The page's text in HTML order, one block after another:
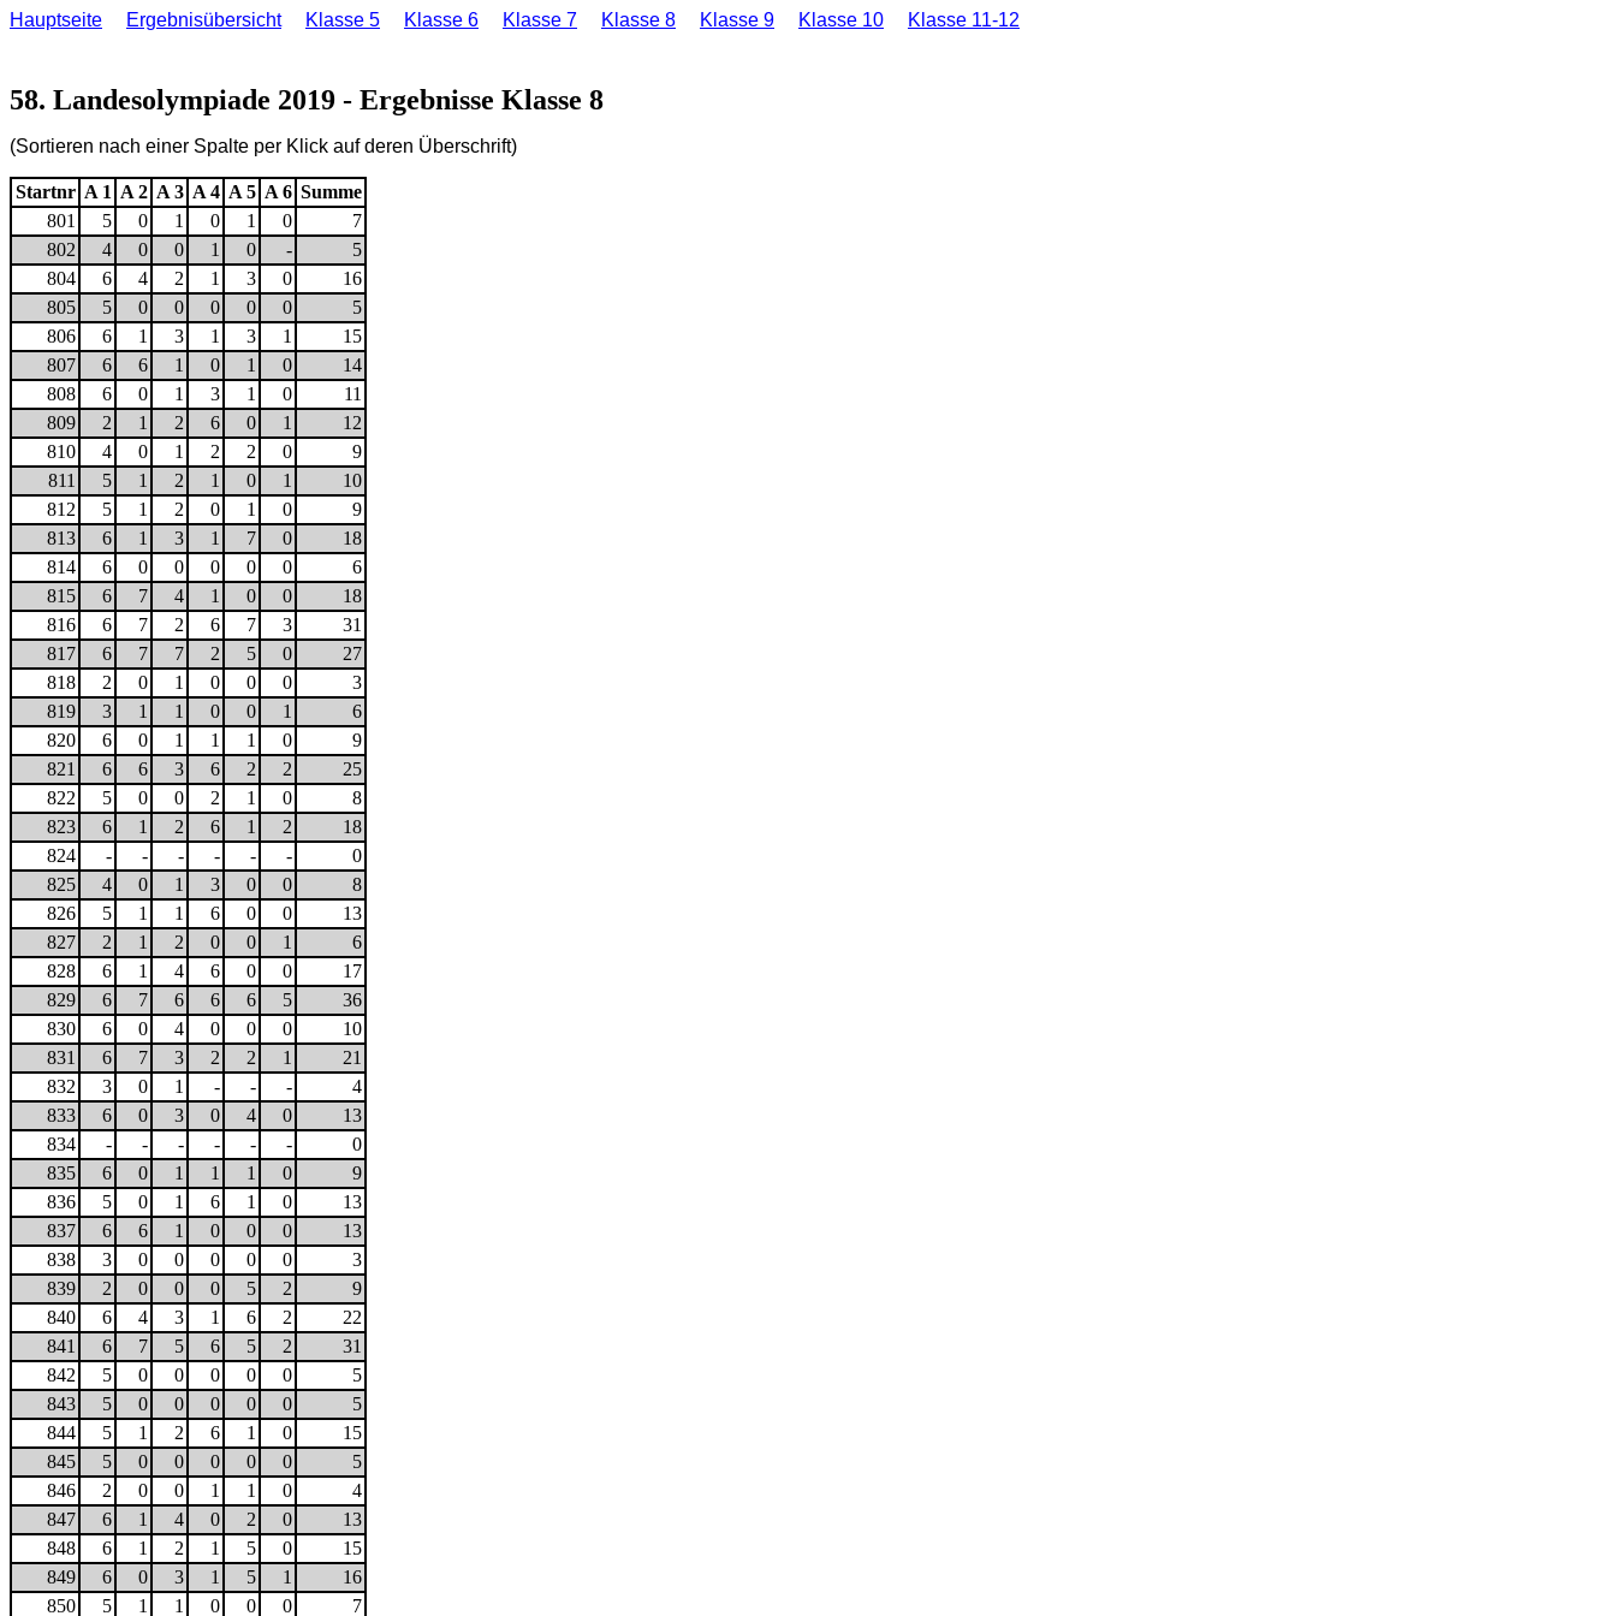
Hauptseite Ergebnisübersicht Klasse 5 Klasse 6 Klasse 7 Klasse 8 Klasse 9 Klasse 10 Klasse 11-12
58. Landesolympiade 2019 - Ergebnisse Klasse 8
(Sortieren nach einer Spalte per Klick auf deren Überschrift)
Startnr A 1 A 2 A 3 A 4 A 5 A 6 Summe
801
5 0 1 0 1 0
7
802
4 0 0 1 0 -
5
804
6 4 2 1 3 0
16
805
5 0 0 0 0 0
5
806
6 1 3 1 3 1
15
807
6 6 1 0 1 0
14
808
6 0 1 3 1 0
11
809
2 1 2 6 0 1
12
810
4 0 1 2 2 0
9
811
5 1 2 1 0 1
10
812
5 1 2 0 1 0
9
813
6 1 3 1 7 0
18
814
6 0 0 0 0 0
6
815
6 7 4 1 0 0
18
816
6 7 2 6 7 3
31
817
6 7 7 2 5 0
27
818
2 0 1 0 0 0
3
819
3 1 1 0 0 1
6
820
6 0 1 1 1 0
9
821
6 6 3 6 2 2
25
822
5 0 0 2 1 0
8
823
6 1 2 6 1 2
18
824
- - - - - -
0
825
4 0 1 3 0 0
8
826
5 1 1 6 0 0
13
827
2 1 2 0 0 1
6
828
6 1 4 6 0 0
17
829
6 7 6 6 6 5
36
830
6 0 4 0 0 0
10
831
6 7 3 2 2 1
21
832
3 0 1 - - -
4
833
6 0 3 0 4 0
13
834
- - - - - -
0
835
6 0 1 1 1 0
9
836
5 0 1 6 1 0
13
837
6 6 1 0 0 0
13
838
3 0 0 0 0 0
3
839
2 0 0 0 5 2
9
840
6 4 3 1 6 2
22
841
6 7 5 6 5 2
31
842
5 0 0 0 0 0
5
843
5 0 0 0 0 0
5
844
5 1 2 6 1 0
15
845
5 0 0 0 0 0
5
846
2 0 0 1 1 0
4
847
6 1 4 0 2 0
13
848
6 1 2 1 5 0
15
849
6 0 3 1 5 1
16
850
5 1 1 0 0 0 7